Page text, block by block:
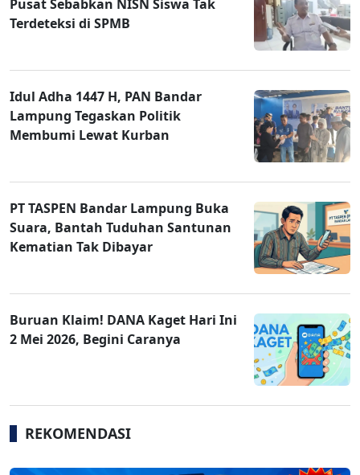
Pusat Sebabkan NISN Siswa Tak
Terdeteksi di SPMB
Idul Adha 1447 H, PAN Bandar
Lampung Tegaskan Politik
Membumi Lewat Kurban
PT TASPEN Bandar Lampung Buka
Suara, Bantah Tuduhan Santunan
Kematian Tak Dibayar
Buruan Klaim! DANA Kaget Hari Ini
2 Mei 2026, Begini Caranya
REKOMENDASI